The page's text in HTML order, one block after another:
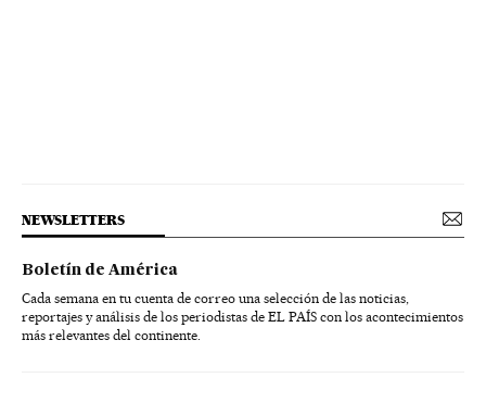
NEWSLETTERS
Boletín de América
Cada semana en tu cuenta de correo una selección de las noticias,
reportajes y análisis de los periodistas de EL PAÍS con los acontecimientos
más relevantes del continente.